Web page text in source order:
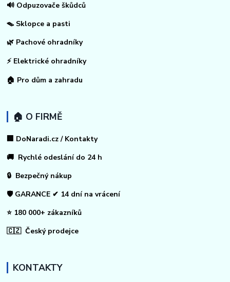
🔊 Odpuzovače škůdců
🪤 Sklopce a pasti
🌿 Pachové ohradníky
⚡ Elektrické ohradníky
🏠 Pro dům a zahradu
🏠 O FIRMĚ
🏢 DoNaradi.cz / Kontakty
🚚 Rychlé odeslání do 24 h
🔒 Bezpečný nákup
🛡️ GARANCE ✔ 14 dní na vrácení
⭐ 180 000+ zákazníků
🇨🇿 Český prodejce
KONTAKTY